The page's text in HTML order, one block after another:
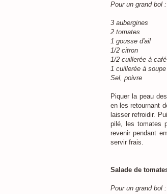
Pour un grand bol :
3 aubergines
2 tomates
1 gousse d'ail
1/2 citron
1/2 cuillerée à
1 cuillerée à
Sel, poivre
Piquer la peau
en les retournant
laisser refroidir.
pilé, les tomates
revenir pendant
servir frais.
Salade de
Pour un grand bol :